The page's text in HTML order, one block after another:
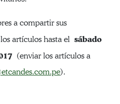
a compartir sus
artículos hasta el sábado
(enviar los artículos a
).